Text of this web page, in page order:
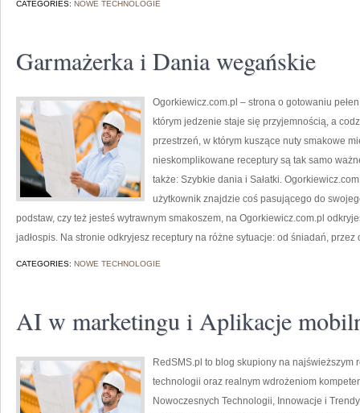
CATEGORIES: NOWE TECHNOLOGIE
Garmażerka i Dania wegańskie
Ogorkiewicz.com.pl – strona o gotowaniu
którym jedzenie staje się przyjemnością, a
przestrzeń, w którym kuszące nuty smakowe
nieskomplikowane receptury są tak samo
także: Szybkie dania i Sałatki.
użytkownik znajdzie coś pasującego do
podstaw, czy też jesteś wytrawnym smakoszem, na Ogorkiewicz.com.pl
jadłospis. Na stronie odkryjesz receptury na różne sytuacje: od śniadań, przez
CATEGORIES: NOWE TECHNOLOGIE
AI w marketingu i Aplikacje
RedSMS.pl to blog skupiony na najświeższym
technologii oraz realnym wdrożeniom
Nowoczesnych Technologii, Innowacje i